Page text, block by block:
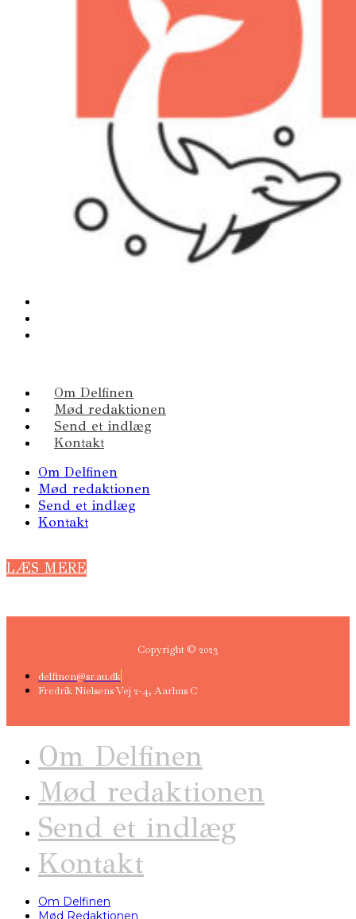
Om Delfinen
Mød redaktionen
Send et indlæg
Kontakt
Om Delfinen
Mød redaktionen
Send et indlæg
Kontakt
LÆS MERE
Copyright © 2023
delfinen@sr.au.dk
Fredrik Nielsens Vej 2-4, Aarhus C
Om Delfinen
Mød redaktionen
Send et indlæg
Kontakt
Om Delfinen
Mød Redaktionen